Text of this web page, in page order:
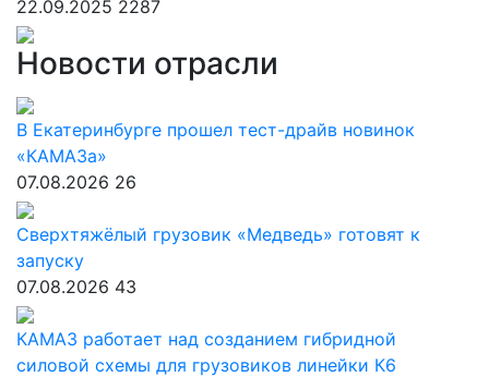
22.09.2025 2287
Новости отрасли
В Екатеринбурге прошел тест-драйв новинок
«КАМАЗа»
07.08.2026 26
Сверхтяжёлый грузовик «Медведь» готовят к
запуску
07.08.2026 43
КАМАЗ работает над созданием гибридной
силовой схемы для грузовиков линейки К6